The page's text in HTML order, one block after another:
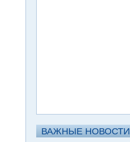
ВАЖНЫЕ НОВОСТИ